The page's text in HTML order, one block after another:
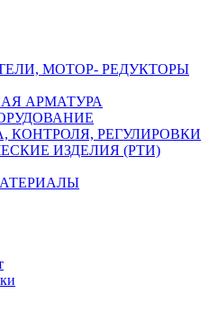
МОТОР- РЕДУКТОРЫ
АРМАТУРА
КОНТРОЛЯ, РЕГУЛИРОВКИ
ИЗДЕЛИЯ (РТИ)